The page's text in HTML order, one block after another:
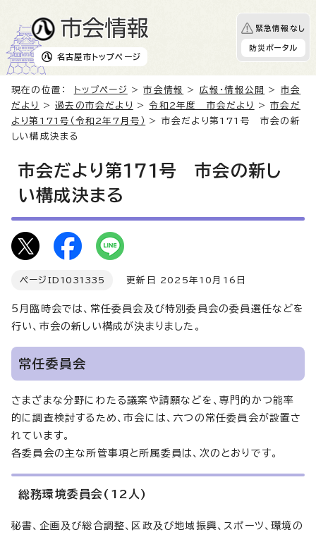
名古屋市 トップページ
緊急情報なし
防災ポータル
現在の位置： トップページ >市会情報 > 広報・情報公開 > 市会
だより
>過去の市会だより >令和2年度 市会だより >市会だ
より第171号（令和2年7月号）
> 市会だより第171号 市会の新
しい構成決まる
市会だより第171号 市会の新し
い構成決まる
ページID 1031335 更新日 2025年10月16日
5月臨時会では、常任委員会及び特別委員会の委員選任などを
行い、市会の新しい構成が決まりました。
常任委員会
さまざまな分野にわたる議案や請願などを、専門的かつ能率
的に調査検討するため、市会には、六つの常任委員会が設置さ
れています。
各委員会の主な所管事項と所属委員は、次のとおりです。
総務環境委員会(12人)
秘書、企画及び総合調整、区政及び地域振興、スポーツ、環境の